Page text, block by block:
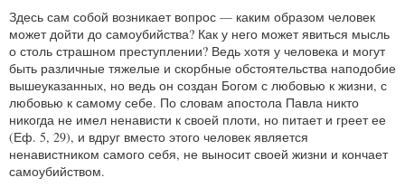
Здесь сам собой возникает вопрос — каким образом человек
может дойти до самоубийства? Как у него может явиться мысль
о столь страшном преступлении? Ведь хотя у человека и могут
быть различные тяжелые и скорбные обстоятельства наподобие
вышеуказанных, но ведь он создан Богом с любовью к жизни, с
любовью к самому себе. По словам апостола Павла никто
никогда не имел ненависти к своей плоти, но питает и греет ее
(Еф. 5, 29), и вдруг вместо этого человек является
ненавистником самого себя, не выносит своей жизни и кончает
самоубийством.